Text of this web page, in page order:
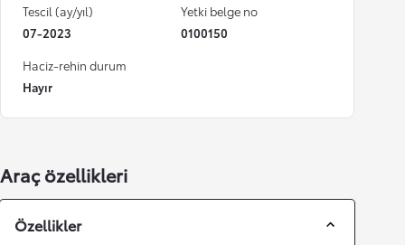
Tescil (ay/yıl)
07-2023
Yetki belge no
0100150
Haciz-rehin durum
Hayır
Araç özellikleri
Özellikler